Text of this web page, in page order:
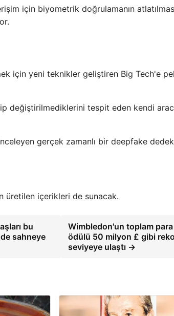
için biyometrik doğrulamanın
için yeni teknikler geliştiren Big Tech'e
değiştirilmediklerini tespit eden kendi
gerçek zamanlı bir deepfake
üretilen içerikleri de sunacak.
bu
sahneye
Wimbledon'un toplam para
ödülü 50 milyon £ gibi
seviyeye ulaştı →